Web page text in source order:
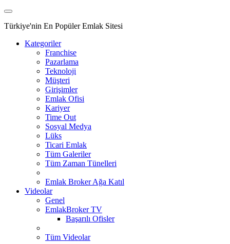
Türkiye'nin En Popüler Emlak Sitesi
Kategoriler
Franchise
Pazarlama
Teknoloji
Müşteri
Girişimler
Emlak Ofisi
Kariyer
Time Out
Sosyal Medya
Lüks
Ticari Emlak
Tüm Galeriler
Tüm Zaman Tünelleri
Emlak Broker Ağa Katıl
Videolar
Genel
EmlakBroker TV
Başarılı Ofisler
Tüm Videolar